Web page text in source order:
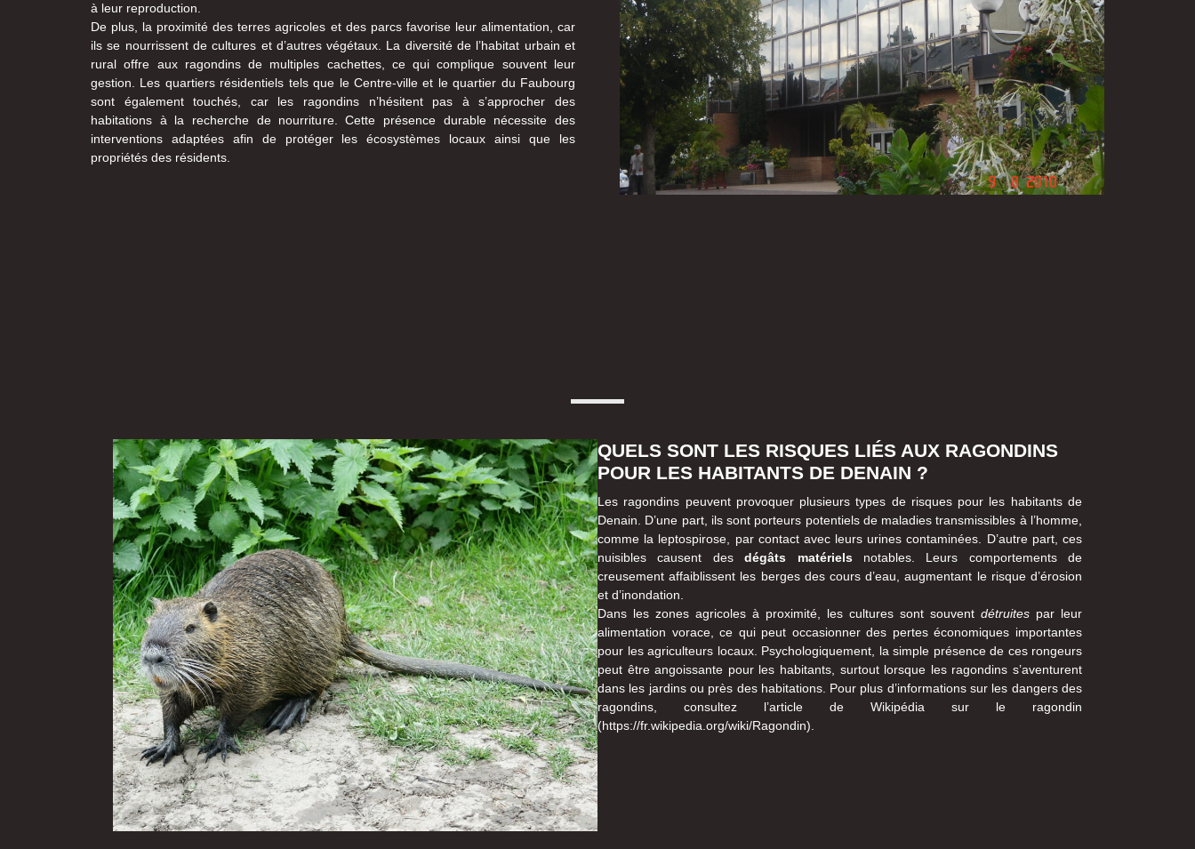
à leur reproduction.
De plus, la proximité des terres agricoles et des parcs favorise leur alimentation, car
ils se nourrissent de cultures et d’autres végétaux. La diversité de l’habitat urbain et
rural offre aux ragondins de multiples cachettes, ce qui complique souvent leur
gestion. Les quartiers résidentiels tels que le Centre-ville et le quartier du Faubourg
sont également touchés, car les ragondins n’hésitent pas à s’approcher des
habitations à la recherche de nourriture. Cette présence durable nécessite des
interventions adaptées afin de protéger les écosystèmes locaux ainsi que les
propriétés des résidents.
QUELS SONT LES RISQUES LIÉS AUX RAGONDINS
POUR LES HABITANTS DE DENAIN ?
Les ragondins peuvent provoquer plusieurs types de risques pour les habitants de
Denain. D’une part, ils sont porteurs potentiels de maladies transmissibles à l’homme,
comme la leptospirose, par contact avec leurs urines contaminées. D’autre part, ces
nuisibles causent desdégâts matérielsnotables. Leurs comportements de
creusement affaiblissent les berges des cours d’eau, augmentant le risque d’érosion
et d’inondation.
Dans les zones agricoles à proximité, les cultures sont souvent détruites par leur
alimentation vorace, ce qui peut occasionner des pertes économiques importantes
pour les agriculteurs locaux. Psychologiquement, la simple présence de ces rongeurs
peut être angoissante pour les habitants, surtout lorsque les ragondins s’aventurent
dans les jardins ou près des habitations. Pour plus d’informations sur les dangers des
ragondins, consultez l’article de Wikipédia sur le ragondin
(https://fr.wikipedia.org/wiki/Ragondin).